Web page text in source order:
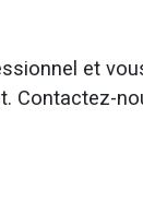
et
Contactez-